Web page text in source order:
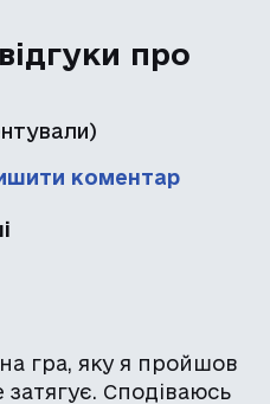
про
коментар
гра, яку я пройшов
Сподіваюсь